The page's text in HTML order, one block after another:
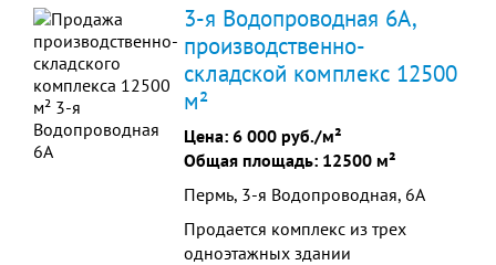
3-я Водопроводная 6А,
производственно-
складской комплекс 12500
м²
Цена: 6 000 руб./м²
Общая площадь: 12500 м²
Пермь, 3-я Водопроводная, 6А
Продается комплекс из трех
одноэтажных здании